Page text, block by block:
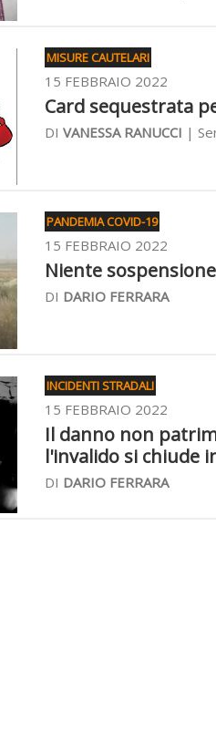
MISURE CAUTELARI
15 FEBBRAIO 2022
Card sequestrata
DI VANESSA RANUCCI |
PANDEMIA COVID-19
15 FEBBRAIO 2022
Niente
DI DARIO FERRARA
INCIDENTI STRADALI
15 FEBBRAIO 2022
Il danno non
l'invalido si chiude
DI DARIO FERRARA